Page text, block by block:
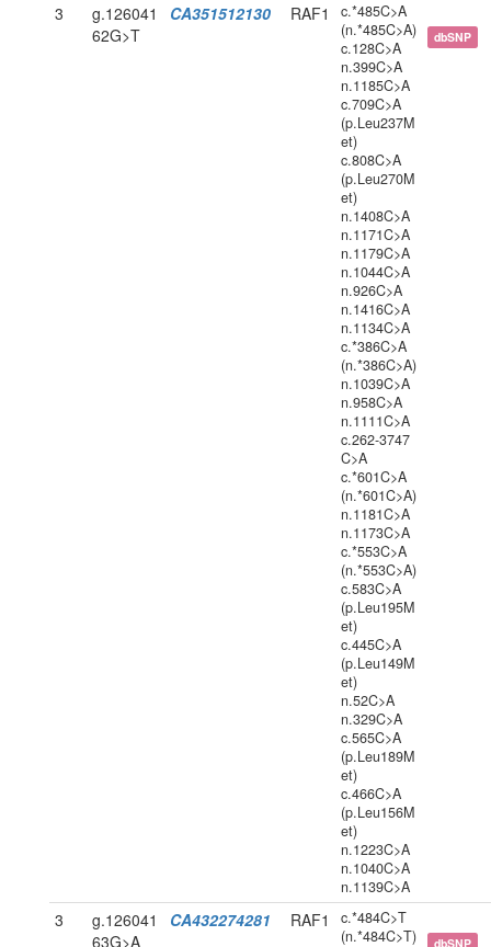
3
g.126041
62G>T
CA351512130 RAF1
c.*485C>A
(n.*485C>A)
c.128C>A
n.399C>A
n.1185C>A
c.709C>A
(p.Leu237M
et)
c.808C>A
(p.Leu270M
et)
n.1408C>A
n.1171C>A
n.1179C>A
n.1044C>A
n.926C>A
n.1416C>A
n.1134C>A
c.*386C>A
(n.*386C>A)
n.1039C>A
n.958C>A
n.1111C>A
c.262-3747
C>A
c.*601C>A
(n.*601C>A)
n.1181C>A
n.1173C>A
c.*553C>A
(n.*553C>A)
c.583C>A
(p.Leu195M
et)
c.445C>A
(p.Leu149M
et)
n.52C>A
n.329C>A
c.565C>A
(p.Leu189M
et)
c.466C>A
(p.Leu156M
et)
n.1223C>A
n.1040C>A
n.1139C>A
dbSNP
3
g.126041
63G>A
CA432274281 RAF1
c.*484C>T
(n.*484C>T)
dbSNP